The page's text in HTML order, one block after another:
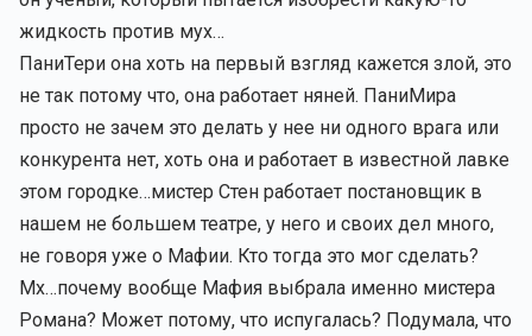
жидкость против мух…
ПаниТери она хоть на первый взгляд кажется злой, это
не так потому что, она работает няней. ПаниМира
просто не зачем это делать у нее ни одного врага или
конкурента нет, хоть она и работает в известной лавке
этом городке…мистер Стен работает постановщик в
нашем не большем театре, у него и своих дел много,
не говоря уже о Мафии. Кто тогда это мог сделать?
Мх…почему вообще Мафия выбрала именно мистера
Романа? Может потому, что испугалась? Подумала, что